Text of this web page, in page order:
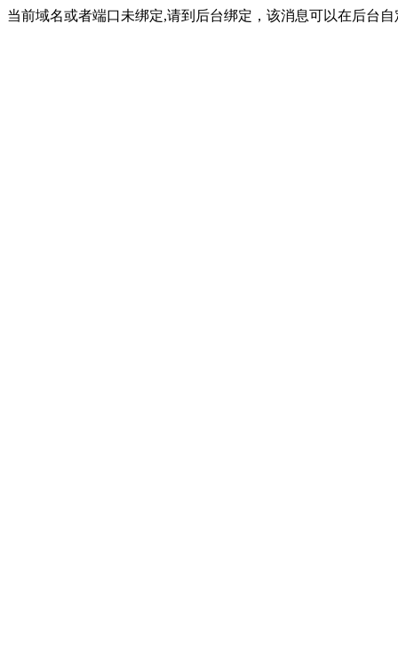
当前域名或者端口未绑定,请到后台绑定，该消息可以在后台自